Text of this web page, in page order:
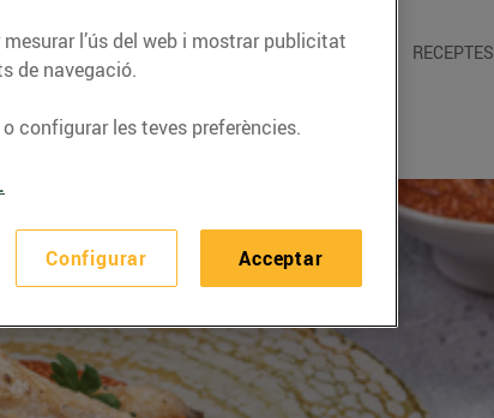
ENERGIA GASTRONOMIA I TRADICIONS RECEPTES
l’ús del web i mostrar publicitat
de navegació.
configurar les teves preferències.
Configurar Acceptar